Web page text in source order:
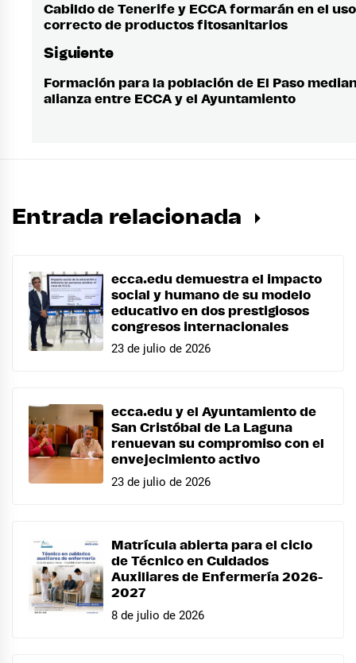
de
Entrada
anterior:
Cabildo de Tenerife y ECCA formarán en el uso
correcto de productos fitosanitarios
Siguiente
Entrada
siguiente:
Formación para la población de El Paso
alianza entre ECCA y el Ayuntamiento
Entrada relacionada
ecca.edu demuestra el impacto
social y humano de su modelo
educativo en dos prestigiosos
congresos internacionales
23 de julio de 2026
ecca.edu y el Ayuntamiento de
San Cristóbal de La Laguna
renuevan su compromiso con el
envejecimiento activo
23 de julio de 2026
Matrícula abierta para el ciclo
de Técnico en Cuidados
Auxiliares de Enfermería 2026-
2027
8 de julio de 2026